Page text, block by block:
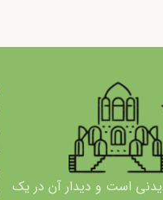
است و دیدار آن در یک